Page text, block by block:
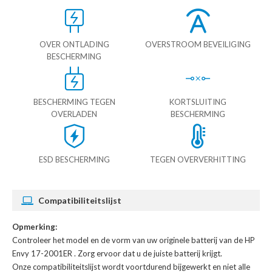
OVER ONTLADING
BESCHERMING
OVERSTROOM BEVEILIGING
BESCHERMING TEGEN
OVERLADEN
KORTSLUITING
BESCHERMING
ESD BESCHERMING TEGEN OVERVERHITTING
Compatibiliteitslijst
Opmerking:
Controleer het model en de vorm van uw originele batterij van de HP
Envy 17-2001ER . Zorg ervoor dat u de juiste batterij krijgt.
Onze compatibiliteitslijst wordt voortdurend bijgewerkt en niet alle